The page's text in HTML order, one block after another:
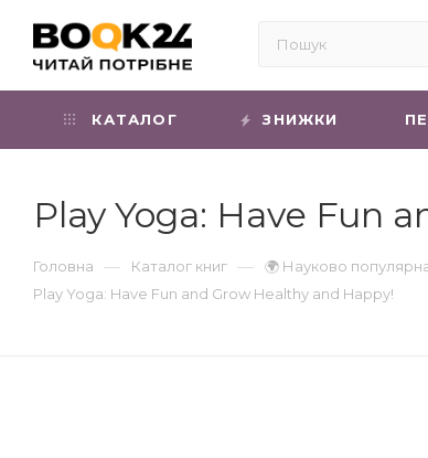
КАТАЛОГ ЗНИЖКИ
Play Yoga: Have Fun
Головна — Каталог книг — 🌍 Науково
Play Yoga: Have Fun and Grow Healthy and Happy!